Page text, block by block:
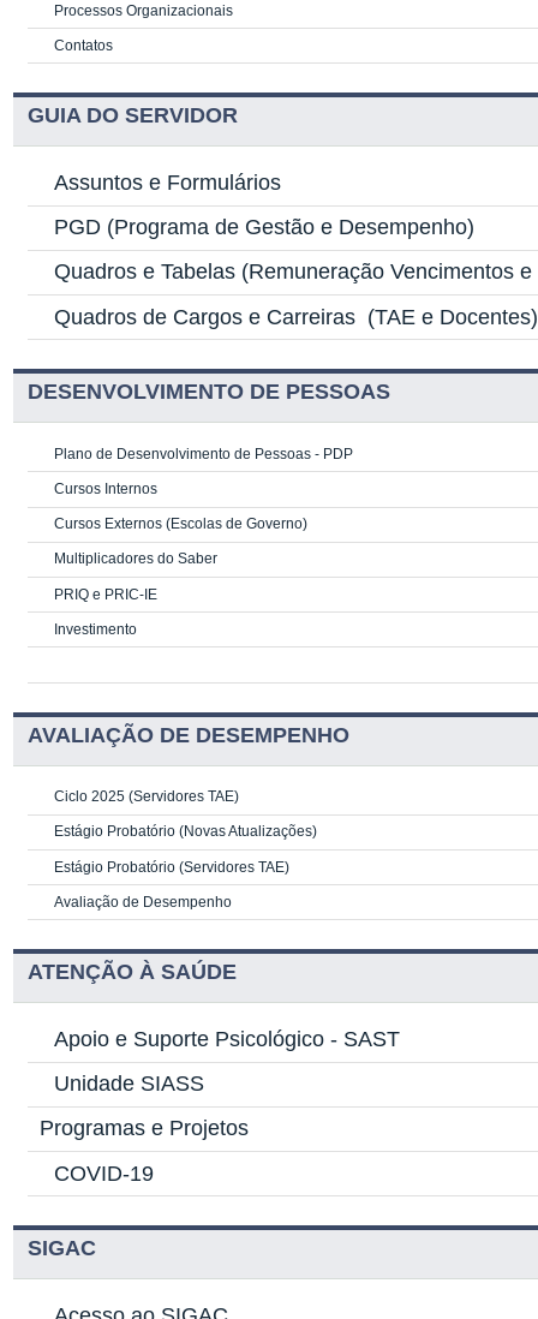
Processos Organizacionais
Contatos
GUIA DO SERVIDOR
Assuntos e Formulários
PGD (Programa de Gestão e Desempenho)
Quadros e Tabelas (Remuneração Vencimentos
Quadros de Cargos e Carreiras (TAE e Docentes)
DESENVOLVIMENTO DE PESSOAS
Plano de Desenvolvimento de Pessoas - PDP
Cursos Internos
Cursos Externos (Escolas de Governo)
Multiplicadores do Saber
PRIQ e PRIC-IE
Investimento
AVALIAÇÃO DE DESEMPENHO
Ciclo 2025 (Servidores TAE)
Estágio Probatório (Novas Atualizações)
Estágio Probatório (Servidores TAE)
Avaliação de Desempenho
ATENÇÃO À SAÚDE
Apoio e Suporte Psicológico - SAST
Unidade SIASS
Programas e Projetos
COVID-19
SIGAC